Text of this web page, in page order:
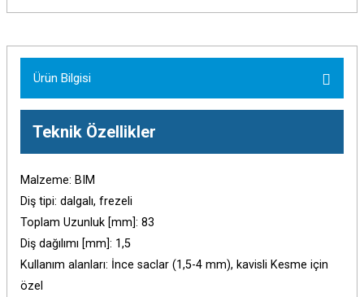
Ürün Bilgisi
Teknik Özellikler
Malzeme: BIM
Diş tipi: dalgalı, frezeli
Toplam Uzunluk [mm]: 83
Diş dağılımı [mm]: 1,5
Kullanım alanları: İnce saclar (1,5-4 mm), kavisli Kesme için
özel